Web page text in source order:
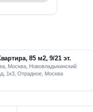
85 м2, 9/21 эт.
Москва, Нововладыкинский
1к3, Отрадное, Москва